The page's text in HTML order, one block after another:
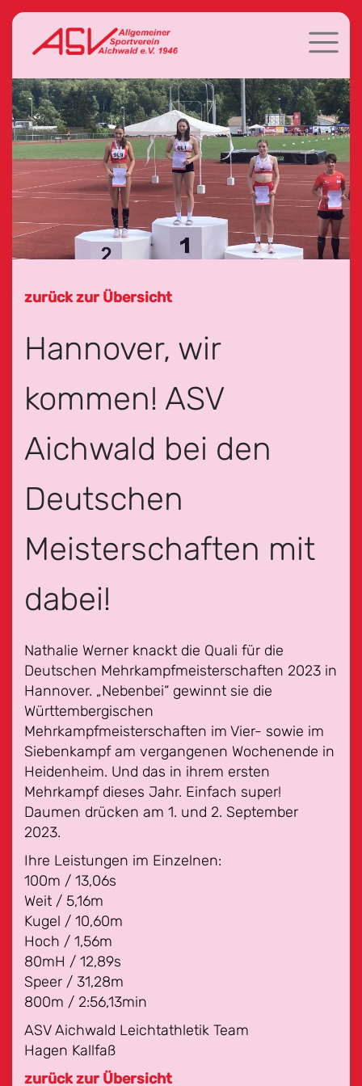
zurück zur Übersicht
Hannover, wir
kommen! ASV
Aichwald bei den
Deutschen
Meisterschaften mit
dabei!
Nathalie Werner knackt die Quali für die
Deutschen Mehrkampfmeisterschaften 2023 in
Hannover. „Nebenbei“ gewinnt sie die
Württembergischen
Mehrkampfmeisterschaften im Vier- sowie im
Siebenkampf am vergangenen Wochenende in
Heidenheim. Und das in ihrem ersten
Mehrkampf dieses Jahr. Einfach super!
Daumen drücken am 1. und 2. September
2023.
Ihre Leistungen im Einzelnen:
100m / 13,06s
Weit / 5,16m
Kugel / 10,60m
Hoch / 1,56m
80mH / 12,89s
Speer / 31,28m
800m / 2:56,13min
ASV Aichwald Leichtathletik Team
Hagen Kallfaß
zurück zur Übersicht